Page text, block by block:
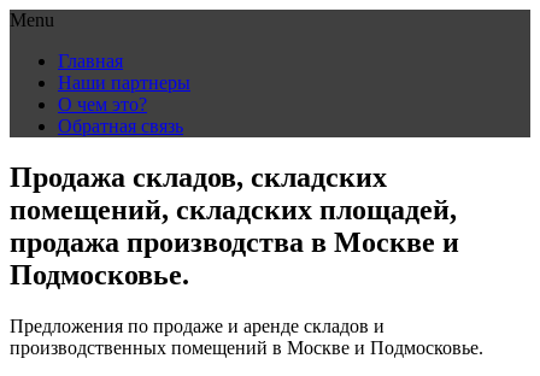
Menu
content
Главная
Наши партнеры
О чем это?
Обратная связь
Продажа складов, складских
помещений, складских площадей,
продажа производства в Москве и
Подмосковье.
Предложения по продаже и аренде складов и
производственных помещений в Москве и Подмосковье.